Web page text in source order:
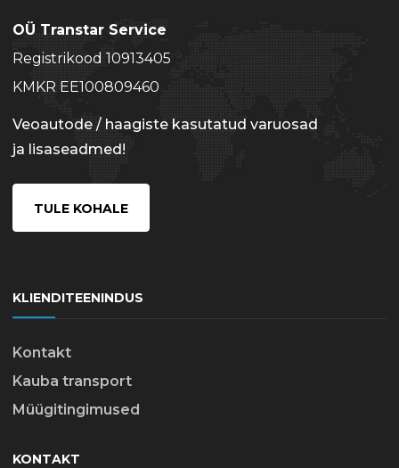
OÜ Transtar Service
Registrikood 10913405
KMKR EE100809460
Veoautode / haagiste kasutatud varuosad
ja lisaseadmed!
TULE KOHALE
KLIENDITEENINDUS
Kontakt
Kauba transport
Müügitingimused
KONTAKT